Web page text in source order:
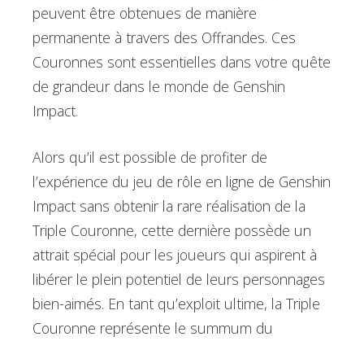
peuvent être obtenues de manière
permanente à travers des Offrandes. Ces
Couronnes sont essentielles dans votre quête
de grandeur dans le monde de Genshin
Impact.
Alors qu’il est possible de profiter de
l’expérience du jeu de rôle en ligne de Genshin
Impact sans obtenir la rare réalisation de la
Triple Couronne, cette dernière possède un
attrait spécial pour les joueurs qui aspirent à
libérer le plein potentiel de leurs personnages
bien-aimés. En tant qu’exploit ultime, la Triple
Couronne représente le summum du